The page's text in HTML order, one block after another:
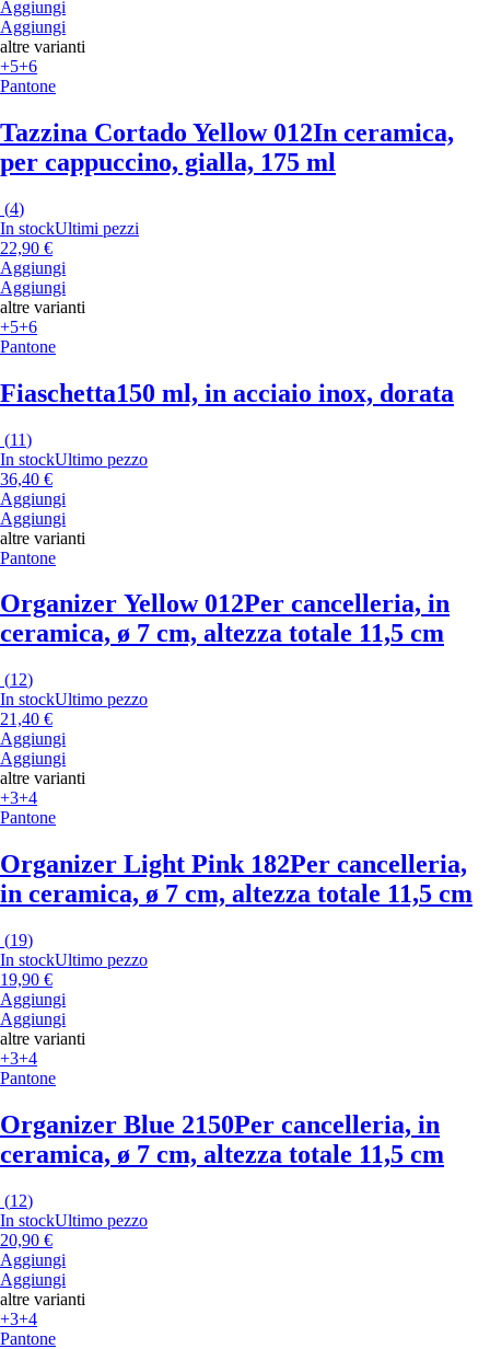
Aggiungi
Aggiungi
altre varianti
+5+6
Pantone
Tazzina Cortado Yellow 012In ceramica,
per cappuccino, gialla, 175 ml
(4)
In stockUltimi pezzi
22,90 €
Aggiungi
Aggiungi
altre varianti
+5+6
Pantone
Fiaschetta150 ml, in acciaio inox, dorata
(11)
In stockUltimo pezzo
36,40 €
Aggiungi
Aggiungi
altre varianti
Pantone
Organizer Yellow 012Per cancelleria, in
ceramica, ø 7 cm, altezza totale 11,5 cm
(12)
In stockUltimo pezzo
21,40 €
Aggiungi
Aggiungi
altre varianti
+3+4
Pantone
Organizer Light Pink 182Per cancelleria,
in ceramica, ø 7 cm, altezza totale 11,5 cm
(19)
In stockUltimo pezzo
19,90 €
Aggiungi
Aggiungi
altre varianti
+3+4
Pantone
Organizer Blue 2150Per cancelleria, in
ceramica, ø 7 cm, altezza totale 11,5 cm
(12)
In stockUltimo pezzo
20,90 €
Aggiungi
Aggiungi
altre varianti
+3+4
Pantone